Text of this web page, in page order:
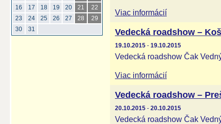
16
17 18 19 20 21
22
23
24 25 26 27 28
29
30
31
Viac informácií
Vedecká roadshow –
19.10.2015 - 19.10.2015
Vedecká roadshow Čak
Viac informácií
Vedecká roadshow –
20.10.2015 - 20.10.2015
Vedecká roadshow Čak